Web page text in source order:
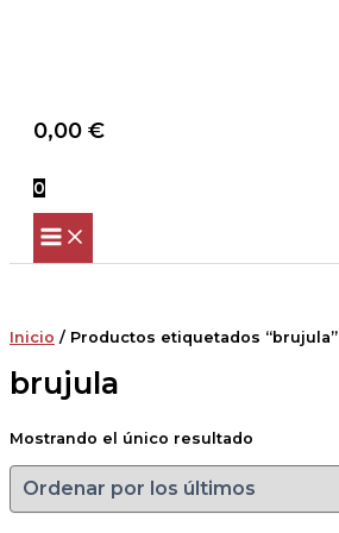
0,00 €
0
Inicio / Productos etiquetados “brujula”
brujula
Mostrando el único resultado